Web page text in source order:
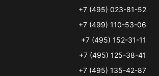
+7 (495) 023-81-52
+7 (499) 110-53-06
+7 (495) 152-31-11
+7 (495) 125-38-41
+7 (495) 135-42-87